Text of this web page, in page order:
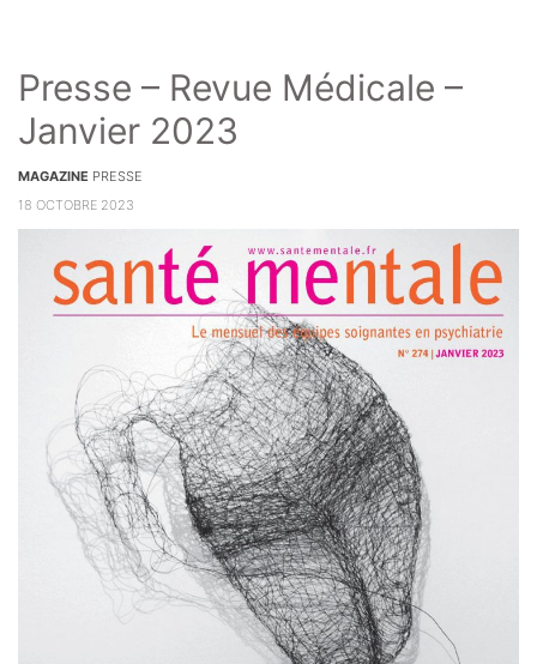
Presse – Revue Médicale –
Janvier 2023
MAGAZINE PRESSE
18 OCTOBRE 2023